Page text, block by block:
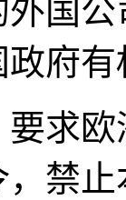
国
府
求
禁